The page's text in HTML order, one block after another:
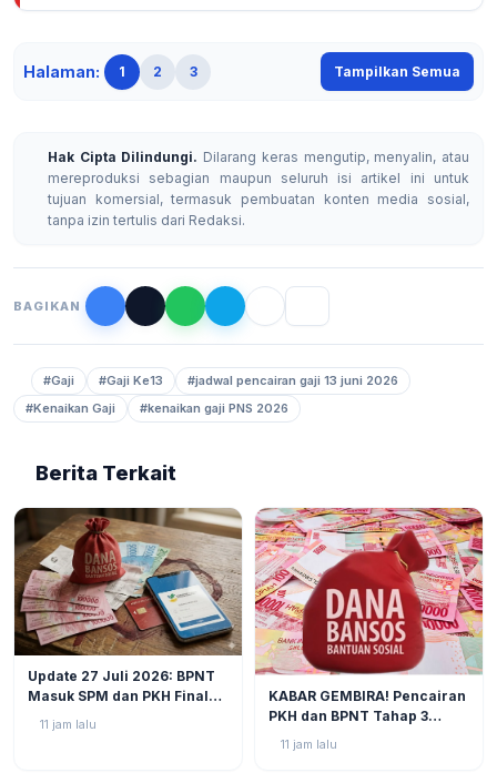
Halaman: 1 2 3 Tampilkan Semua
Hak Cipta Dilindungi. Dilarang keras mengutip, menyalin, atau
mereproduksi sebagian maupun seluruh isi artikel ini untuk
tujuan komersial, termasuk pembuatan konten media sosial,
tanpa izin tertulis dari Redaksi.
BAGIKAN
#Gaji #Gaji Ke13
#jadwal pencairan gaji 13 juni 2026
#Kenaikan Gaji
#kenaikan gaji PNS 2026
Berita Terkait
Update 27 Juli 2026: BPNT
Masuk SPM dan PKH Final
Closing, Kapan Uang Bansos
Rp600.000 Benar-benar
11 jam lalu
KABAR GEMBIRA! Pencairan
PKH dan BPNT Tahap 3
11 jam lalu